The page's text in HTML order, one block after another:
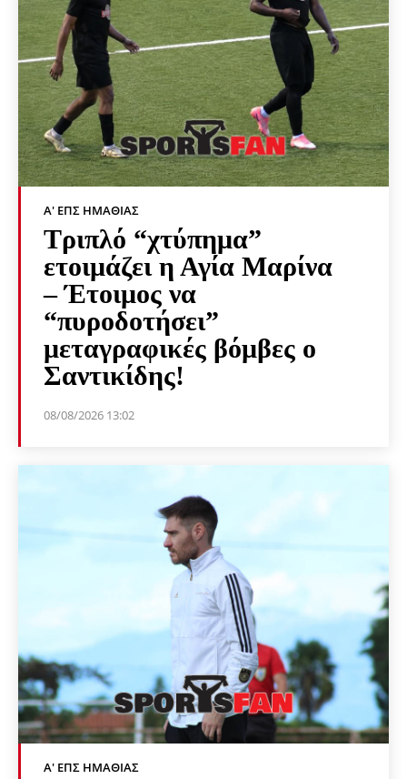
Α' ΕΠΣ ΗΜΑΘΊΑΣ
Τριπλό “χτύπημα”
ετοιμάζει η Αγία Μαρίνα
– Έτοιμος να
“πυροδοτήσει”
μεταγραφικές βόμβες ο
Σαντικίδης!
08/08/2026 13:02
Α' ΕΠΣ ΗΜΑΘΊΑΣ